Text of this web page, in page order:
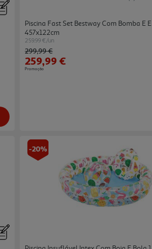
Piscina Fast Set Bestway Com Bomba E
457x122cm
259.99 €/un
Price reduced from
299,99 €to
259,99 €
Promoção
-20%